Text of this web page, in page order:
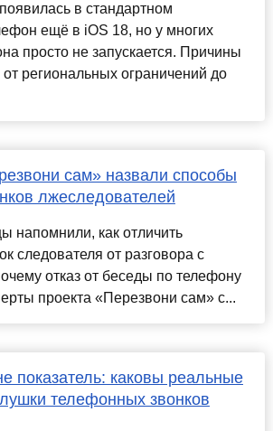
в стандартном
ещё в iOS 18, но у многих
просто не запускается. Причины
региональных ограничений до
сам» назвали способы
лжеследователей
напомнили, как отличить
следователя от разговора с
отказ от беседы по телефону
проекта «Перезвони сам» с...
показатель: каковы реальные
телефонных звонков